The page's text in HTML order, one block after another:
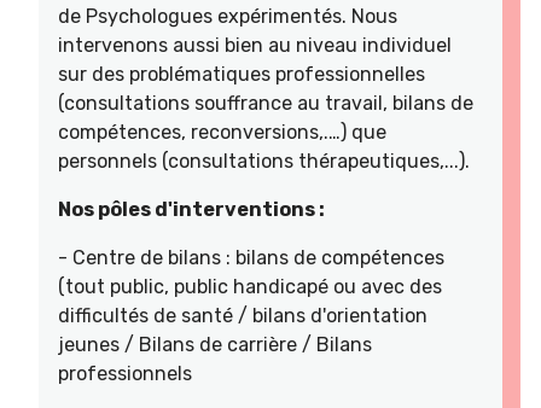
de Psychologues expérimentés. Nous
intervenons aussi bien au niveau individuel
sur des problématiques professionnelles
(consultations souffrance au travail, bilans de
compétences, reconversions,.…) que
personnels (consultations thérapeutiques,...).
Nos pôles d'interventions :
- Centre de bilans : bilans de compétences
(tout public, public handicapé ou avec des
difficultés de santé / bilans d'orientation
jeunes / Bilans de carrière / Bilans
professionnels